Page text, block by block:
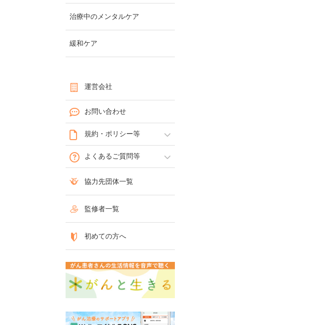
治療中のメンタルケア
緩和ケア
運営会社
お問い合わせ
規約・ポリシー等
よくあるご質問等
協力先団体一覧
監修者一覧
初めての方へ